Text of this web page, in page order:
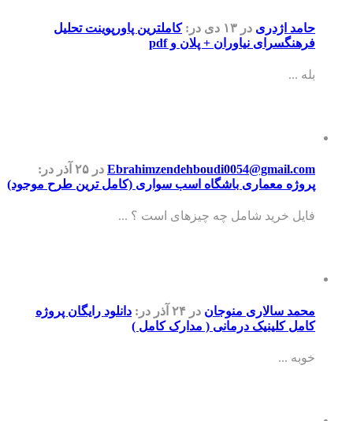
حامد اژدری در ۱۳ دی در:کاملترین پاورپوینت تحلیل
فرهنگسرای نیاوران + پلان و pdf
بله ...
Ebrahimzendehboudi0054@gmail.com در ۲۵ آذر
در:
پروژه معماری باشگاه اسب سواری (کامل ترین طرح موجود)
فایل خرید شامل چه چیزهای است ؟ ...
محمد سالاری منوجان در ۲۴ آذر در: دانلود رایگان پروژه
کامل کلینیک درمانی ( مدارک کامل )
خوبه ...